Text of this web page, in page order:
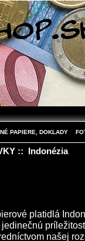
PAPIERE, DOKLADY
:: Indonézia
platidlá
našej